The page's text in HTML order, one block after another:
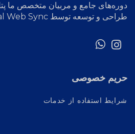
دوره‌های جامع و مربیان متخصص ما
طراحی و توسعه توسط Web Sync
حریم خصوصی
شرایط استفاده از خدمات